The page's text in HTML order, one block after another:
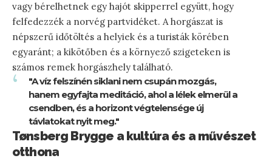
vagy bérelhetnek egy hajót skipperrel együtt, hogy
felfedezzék a norvég partvidéket. A horgászat is
népszerű időtöltés a helyiek és a turisták körében
egyaránt; a kikötőben és a környező szigeteken is
számos remek horgászhely található.
"A víz felszínén siklani nem csupán mozgás,
hanem egyfajta meditáció, ahol a lélek elmerül a
csendben, és a horizont végtelensége új
távlatokat nyit meg."
Tønsberg Brygge a kultúra és a művészet
otthona